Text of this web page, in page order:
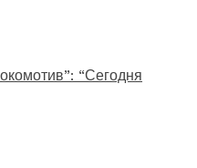
“Сегодня